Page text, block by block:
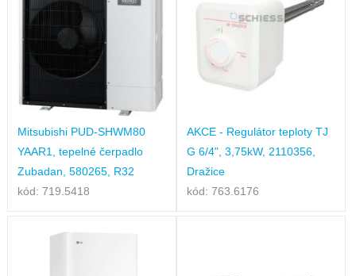
Mitsubishi PUD-SHWM80
YAAR1, tepelné čerpadlo
Zubadan, 580265, R32
kód: 719.5418
AKCE - Regulátor teploty TJ
G 6/4", 3,75kW, 2110356,
Dražice
kód: 763.6176